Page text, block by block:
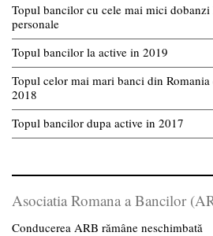
Topul bancilor cu cele mai mici dobanzi
personale
Topul bancilor la active in 2019
Topul celor mai mari banci din
2018
Topul bancilor dupa active in 2017
Asociatia Romana a Bancilor
Conducerea ARB rămâne neschimbată